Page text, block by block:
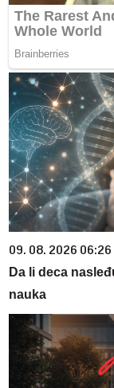
09. 08. 2026 06:26
Da li deca
nauka